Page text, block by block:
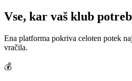
Vse, kar vaš klub
Ena platforma pokriva celoten potek
vračila.
💰